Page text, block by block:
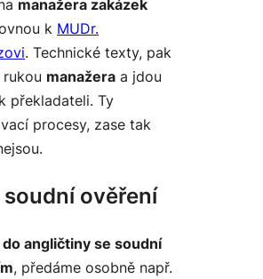
manažera zakázek
k MUDr.
. Technické texty, pak
manažera a jdou
překladateli. Ty
procesy, zase tak
soudní ověření
do angličtiny se soudní
, předáme osobně např.